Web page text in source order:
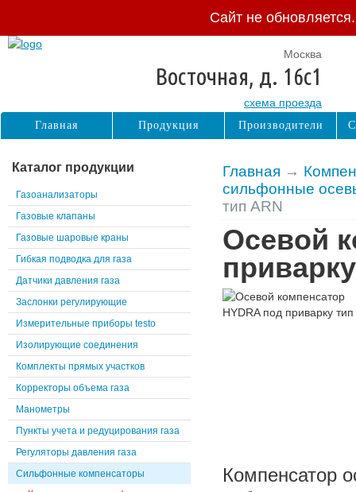
Сайт не
Главная →
сильфонные
тип ARN
Осевой
Компенсатор
Каталог продукции
Газоанализаторы
Газовые клапаны
Газовые шаровые краны
Гибкая подводка для газа
Датчики давления газа
Заслонки регулирующие
Измерительные приборы testo
Изолирующие соединения
Комплекты прямых участков
Корректоры объема газа
Манометры
Пункты учета и редуцирования газа
Регуляторы давления газа
Сильфонные компенсаторы
Москва
Восточная, д. 16с1
схема проезда
Главная Продукция Производители